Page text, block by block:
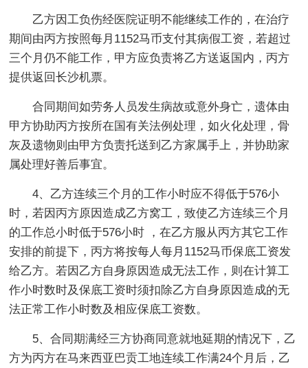
乙方因工负伤经医院证明不能继续工作的，在治疗
期间由丙方按照每月1152马币支付其病假工资，若超过
三个月仍不能工作，甲方应负责将乙方送返国内，丙方
提供返回长沙机票。
合同期间如劳务人员发生病故或意外身亡，遗体由
甲方协助丙方按所在国有关法例处理，如火化处理，骨
灰及遗物则由甲方负责托送到乙方家属手上，并协助家
属处理好善后事宜。
4、乙方连续三个月的工作小时应不得低于576小
时，若因丙方原因造成乙方窝工，致使乙方连续三个月
的工作总小时低于576小时 ，在乙方服从丙方其它工作
安排的前提下，丙方将按每人每月1152马币保底工资发
给乙方。若因乙方自身原因造成无法工作，则在计算工
作小时数时及保底工资时须扣除乙方自身原因造成的无
法正常工作小时数及相应保底工资数。
5、合同期满经三方协商同意就地延期的情况下，乙
方为丙方在马来西亚巴贡工地连续工作满24个月后，乙